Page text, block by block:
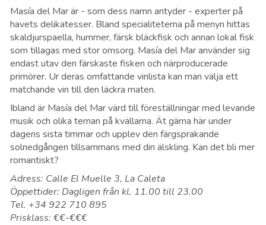
Masía del Mar är - som dess namn antyder - experter på
havets delikatesser. Bland specialiteterna på menyn hittas
skaldjurspaella, hummer, färsk bläckfisk och annan lokal fisk
som tillagas med stor omsorg. Masía del Mar använder sig
endast utav den färskaste fisken och närproducerade
primörer. Ur deras omfattande vinlista kan man välja ett
matchande vin till den läckra maten.
Ibland är Masía del Mar värd till föreställningar med levande
musik och olika teman på kvällarna. Ät gärna här under
dagens sista timmar och upplev den färgsprakande
solnedgången tillsammans med din älskling. Kan det bli mer
romantiskt?
Adress: Calle El Muelle 3, La Caleta
Öppettider: Dagligen från kl. 11.00 till 23.00
Tel. +34 922 710 895
Prisklass: €€-€€€